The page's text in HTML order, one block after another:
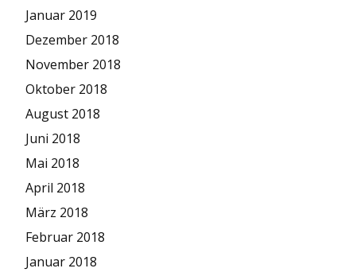
Januar 2019
Dezember 2018
November 2018
Oktober 2018
August 2018
Juni 2018
Mai 2018
April 2018
März 2018
Februar 2018
Januar 2018